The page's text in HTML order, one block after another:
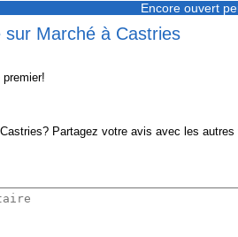
Encore ouvert
Marché à Castries
Partagez votre avis avec les